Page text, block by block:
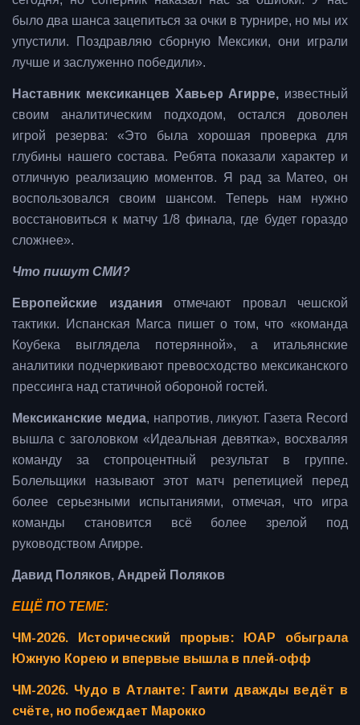
было два шанса зацепиться за очки в турнире, но мы их
упустили. Поздравляю сборную Мексики, они играли
лучше и заслуженно победили».
Наставник мексиканцев Хавьер Агирре, известный
своим аналитическим подходом, остался доволен
игрой резерва: «Это была хорошая проверка для
глубины нашего состава. Ребята показали характер и
отличную реализацию моментов. Я рад за Матео, он
воспользовался своим шансом. Теперь нам нужно
восстановиться к матчу 1/8 финала, где будет гораздо
сложнее».
Что пишут СМИ?
Европейские изданияотмечают провал чешской
тактики. Испанская Marca пишет о том, что «команда
Коубека выглядела потерянной», а итальянские
аналитики подчеркивают превосходство мексиканского
прессинга над статичной обороной гостей.
Мексиканские медиа, напротив, ликуют. Газета Record
вышла с заголовком «Идеальная девятка», восхваляя
команду за стопроцентный результат в группе.
Болельщики называют этот матч репетицией перед
более серьезными испытаниями, отмечая, что игра
команды становится всё более зрелой под
руководством Агирре.
Давид Поляков, Андрей Поляков
ЕЩЁ ПО ТЕМЕ:
ЧМ-2026. Исторический прорыв: ЮАР обыграла
Южную Корею и впервые вышла в плей-офф
ЧМ-2026. Чудо в Атланте: Гаити дважды ведёт в
счёте, но побеждает Марокко